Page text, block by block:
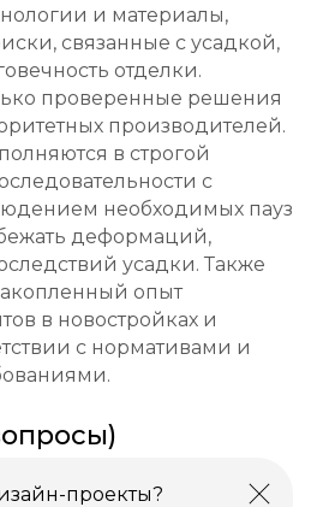
и материалы,
связанные с усадкой,
отделки.
проверенные решения
производителей.
в строгой
с
необходимых пауз
деформаций,
усадки. Также
опыт
в новостройках и
с нормативами и
проекты?